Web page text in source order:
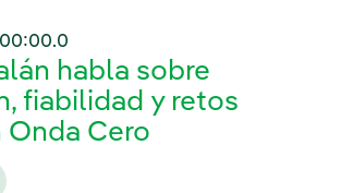
habla sobre
fiabilidad y retos
Cero